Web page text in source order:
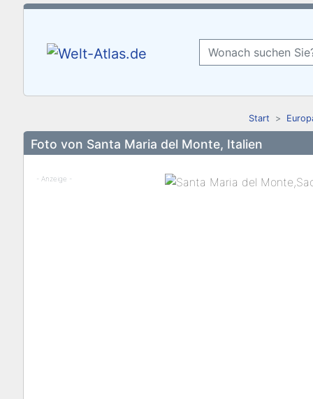
Start
Foto von Santa Maria del Monte, Italien
- Anzeige -